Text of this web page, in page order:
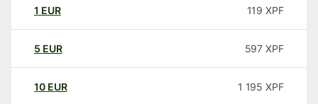
1 EUR 119 XPF
5 EUR 597 XPF
10 EUR 1 195 XPF